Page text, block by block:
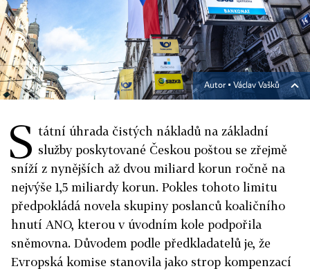
Autor ▪ Václav Vašků
S tátní úhrada čistých nákladů na základní
služby poskytované Českou poštou se zřejmě
sníží z nynějších až dvou miliard korun ročně na
nejvýše 1,5 miliardy korun. Pokles tohoto limitu
předpokládá novela skupiny poslanců koaličního
hnutí ANO, kterou v úvodním kole podpořila
sněmovna. Důvodem podle předkladatelů je, že
Evropská komise stanovila jako strop kompenzací